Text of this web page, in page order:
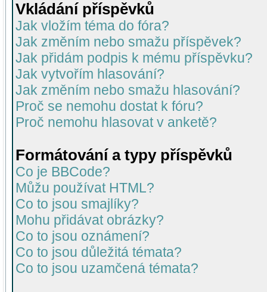
Vkládání příspěvků
Jak vložím téma do fóra?
Jak změním nebo smažu příspěvek?
Jak přidám podpis k mému příspěvku?
Jak vytvořím hlasování?
Jak změním nebo smažu hlasování?
Proč se nemohu dostat k fóru?
Proč nemohu hlasovat v anketě?
Formátování a typy příspěvků
Co je BBCode?
Můžu používat HTML?
Co to jsou smajlíky?
Mohu přidávat obrázky?
Co to jsou oznámení?
Co to jsou důležitá témata?
Co to jsou uzamčená témata?